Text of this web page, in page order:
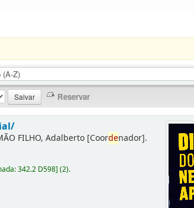
FILHO, Adalberto [Coordenador].
342.2 D598](2).